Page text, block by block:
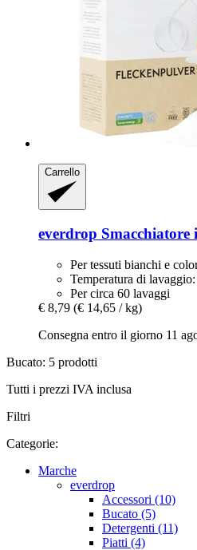
Carrello
everdrop Smacchiatore
Per tessuti bianchi e
Temperatura di
Per circa 60 lavaggi
€ 8,79 (€ 14,65 / kg)
Consegna entro il giorno 11
Bucato: 5 prodotti
Tutti i prezzi IVA inclusa
Filtri
Categorie:
Marche
everdrop
Accessori (10)
Bucato (5)
Detergenti (11)
Piatti (4)